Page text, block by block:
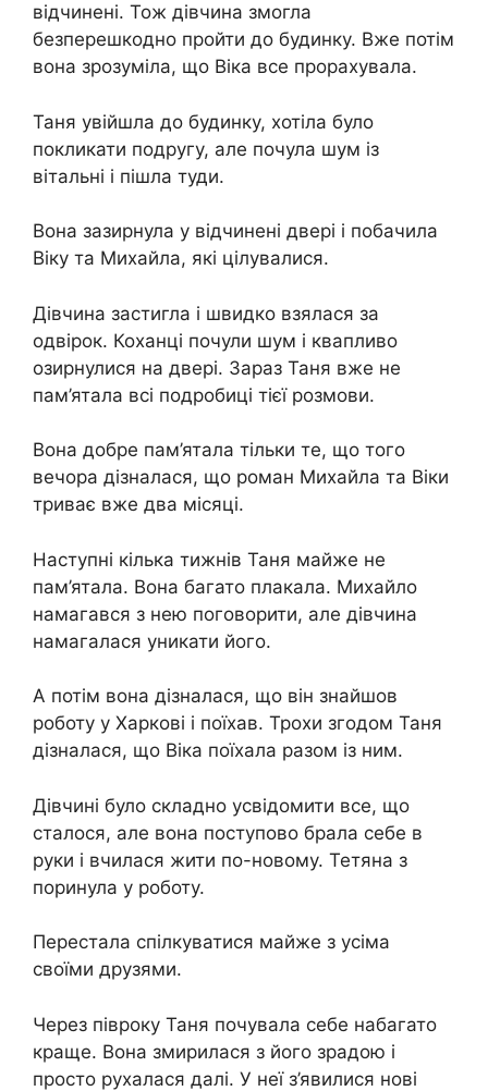
відчинені. Тож дівчина змогла
безперешкодно пройти до будинку. Вже потім
вона зрозуміла, що Віка все прорахувала.
Таня увійшла до будинку, хотіла було
покликати подругу, але почула шум із
вітальні і пішла туди.
Вона зазирнула у відчинені двері і побачила
Віку та Михайла, які цілувалися.
Дівчина застигла і швидко взялася за
одвірок. Коханці почули шум і квапливо
озирнулися на двері. Зараз Таня вже не
пам’ятала всі подробиці тієї розмови.
Вона добре пам’ятала тільки те, що того
вечора дізналася, що роман Михайла та Віки
триває вже два місяці.
Наступні кілька тижнів Таня майже не
пам’ятала. Вона багато плакала. Михайло
намагався з нею поговорити, але дівчина
намагалася уникати його.
А потім вона дізналася, що він знайшов
роботу у Харкові і поїхав. Трохи згодом Таня
дізналася, що Віка поїхала разом із ним.
Дівчині було складно усвідомити все, що
сталося, але вона поступово брала себе в
руки і вчилася жити по-новому. Тетяна з
поринула у роботу.
Перестала спілкуватися майже з усіма
своїми друзями.
Через півроку Таня почувала себе набагато
краще. Вона змирилася з його зрадою і
просто рухалася далі. У неї з’явилися нові